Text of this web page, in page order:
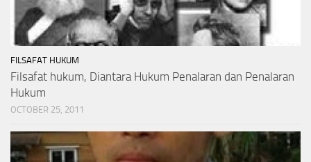
FILSAFAT HUKUM
Filsafat hukum, Diantara Hukum Penalaran dan Penalaran
Hukum
OCTOBER 25, 2011